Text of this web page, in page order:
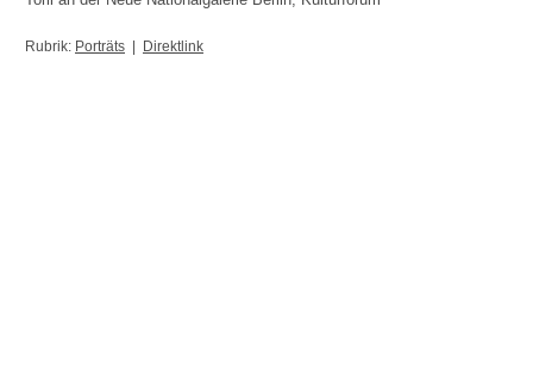
Rubrik: Porträts Direktlink